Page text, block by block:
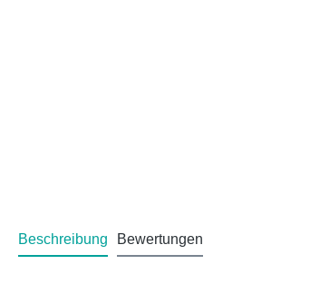
Beschreibung Bewertungen